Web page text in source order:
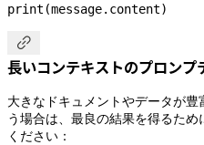
print (message.content)

長いコンテキストのプロンプ
大きなドキュメントやデータが
う場合は、最良の結果を得るた
ください：